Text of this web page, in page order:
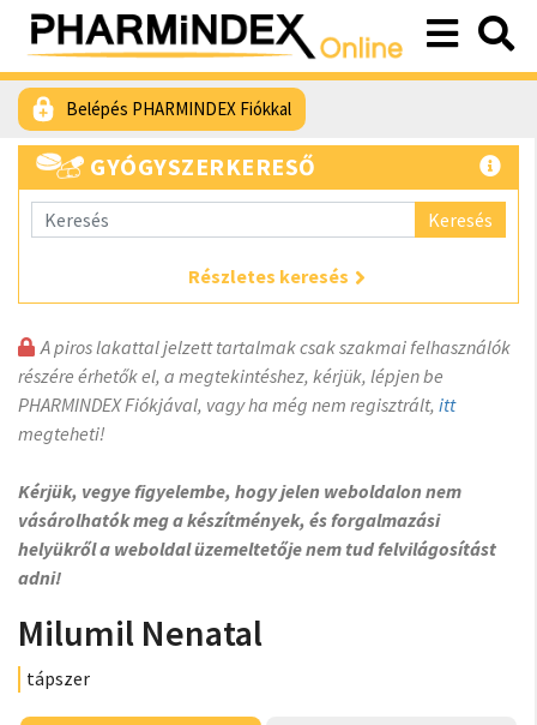
Belépés PHARMINDEX Fiókkal
GYÓGYSZERKERESŐ
Keresés
Részletes keresés
A piros lakattal jelzett tartalmak csak szakmai felhasználók
részére érhetők el, a megtekintéshez, kérjük, lépjen be
PHARMINDEX Fiókjával, vagy ha még nem regisztrált, itt
megteheti!
Kérjük, vegye figyelembe, hogy jelen weboldalon nem
vásárolhatók meg a készítmények, és forgalmazási
helyükről a weboldal üzemeltetője nem tud felvilágosítást
adni!
Milumil Nenatal
tápszer